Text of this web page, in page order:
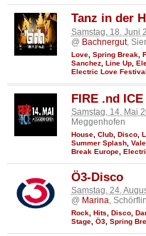
Tanz in der
Samstag, 18. Juni
@ Bachnergut,
Love Spring Break
Sanchez Line Up
Electric Love Festival
FIRE .nd ICE
Samstag, 14. Mai
Meggenhofen
House Club Disco
Summer Splash
Break Europe
Ö3-Disco
Samstag, 24.
@ Marina,
Rock, Hits, Disco,
Stage, Ö3, Spring